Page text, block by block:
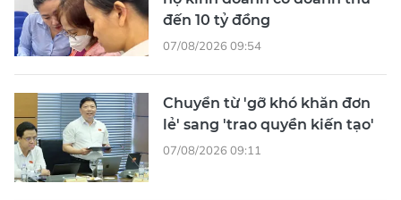
đến 10 tỷ đồng
07/08/2026 09:54
Chuyển từ 'gỡ khó khăn đơn
lẻ' sang 'trao quyền kiến tạo'
07/08/2026 09:11